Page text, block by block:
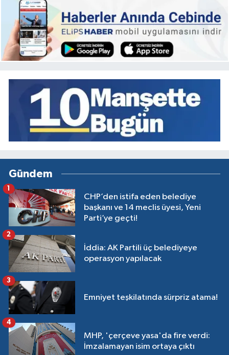
Gündem
CHP’den istifa eden belediye
başkanı ve 14 meclis üyesi, Yeni
Parti’ye geçti!
1
İddia: AK Partili üç belediyeye
operasyon yapılacak
2
Emniyet teşkilatında sürpriz atama!
3
MHP, 'çerçeve yasa'da fire verdi:
İmzalamayan isim ortaya çıktı
4